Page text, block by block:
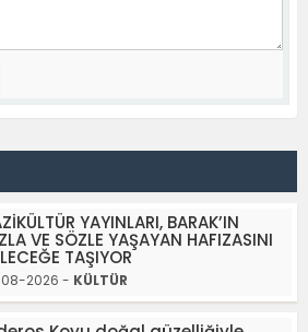
YAYINLARI, BARAK’IN
VE SÖZLE YAŞAYAN HAFIZASINI
TAŞIYOR
2026 - KÜLTÜR